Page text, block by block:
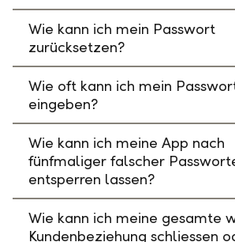
Wie kann ich mein Passwort
zurücksetzen?
Wie oft kann ich mein
eingeben?
Wie kann ich meine App nach
fünfmaliger falscher
entsperren lassen?
Wie kann ich meine gesamte
Kundenbeziehung schliessen